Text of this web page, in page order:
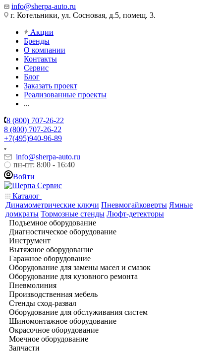
info@sherpa-auto.ru
г. Котельники, ул. Сосновая, д.5, помещ. 3.
Акции
Бренды
О компании
Контакты
Сервис
Блог
Заказать проект
Реализованные проекты
...
8 (800) 707-26-22
8 (800) 707-26-22
+7(495)940-96-89
info@sherpa-auto.ru
пн-пт: 8:00 - 16:40
Войти
Каталог
Динамометрические ключи Пневмогайковерты Ямные
домкраты Тормозные стенды Люфт-детекторы
Подъемное оборудование
Диагностическое оборудование
Инструмент
Вытяжное оборудование
Гаражное оборудование
Оборудование для замены масел и смазок
Оборудование для кузовного ремонта
Пневмолиния
Производственная мебель
Стенды сход-развал
Оборудование для обслуживания систем
Шиномонтажное оборудование
Окрасочное оборудование
Моечное оборудование
Запчасти